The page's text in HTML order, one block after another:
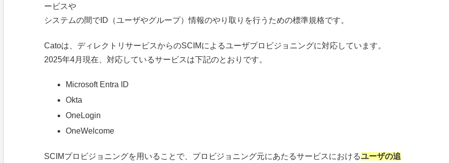
ービスや
システムの間でID（ユーザやグループ）情報のやり取りを行うための標準規格です。
Catoは、ディレクトリサービスからのSCIMによるユーザプロビジョニングに対応しています。
2025年4月現在、対応しているサービスは下記のとおりです。
Microsoft Entra ID
Okta
OneLogin
OneWelcome
SCIMプロビジョニングを用いることで、プロビジョニング元にあたるサービスにおけるユーザの追